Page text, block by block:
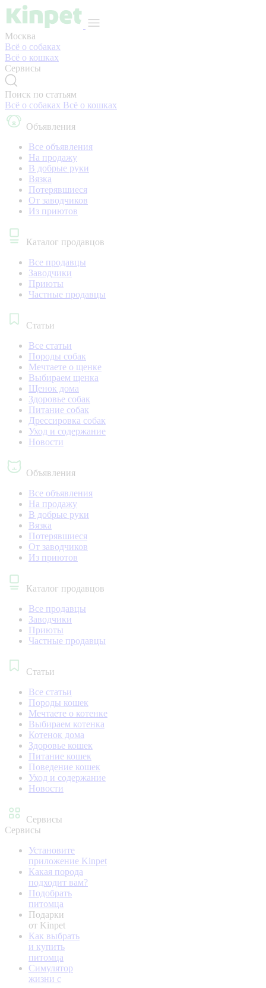
Москва
Всё о собаках
Всё о кошках
Сервисы
Поиск по статьям
Всё о собаках Всё о кошках
Объявления
Все объявления
На продажу
В добрые руки
Вязка
Потерявшиеся
От заводчиков
Из приютов
Каталог продавцов
Все продавцы
Заводчики
Приюты
Частные продавцы
Статьи
Все статьи
Породы собак
Мечтаете о щенке
Выбираем щенка
Щенок дома
Здоровье собак
Питание собак
Дрессировка собак
Уход и содержание
Новости
Объявления
Все объявления
На продажу
В добрые руки
Вязка
Потерявшиеся
От заводчиков
Из приютов
Каталог продавцов
Все продавцы
Заводчики
Приюты
Частные продавцы
Статьи
Все статьи
Породы кошек
Мечтаете о котенке
Выбираем котенка
Котенок дома
Здоровье кошек
Питание кошек
Поведение кошек
Уход и содержание
Новости
Сервисы
Сервисы
Установите
приложение Kinpet
Какая порода
подходит вам?
Подобрать
питомца
Подарки
от Kinpet
Как выбрать
и купить
питомца
Симулятор
жизни с